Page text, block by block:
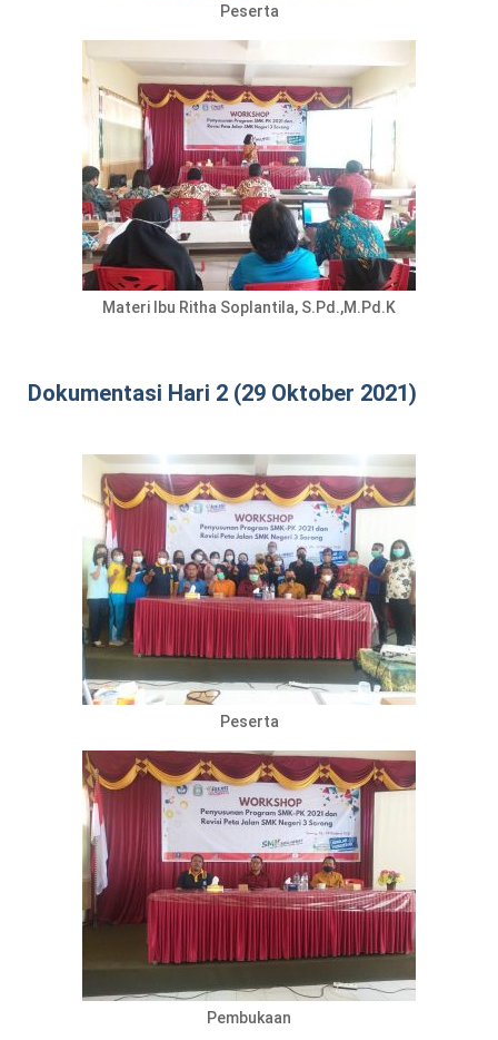
Peserta
Materi Ibu Ritha Soplantila, S.Pd.,M.Pd.K
Dokumentasi Hari 2 (29 Oktober 2021)
Peserta
Pembukaan